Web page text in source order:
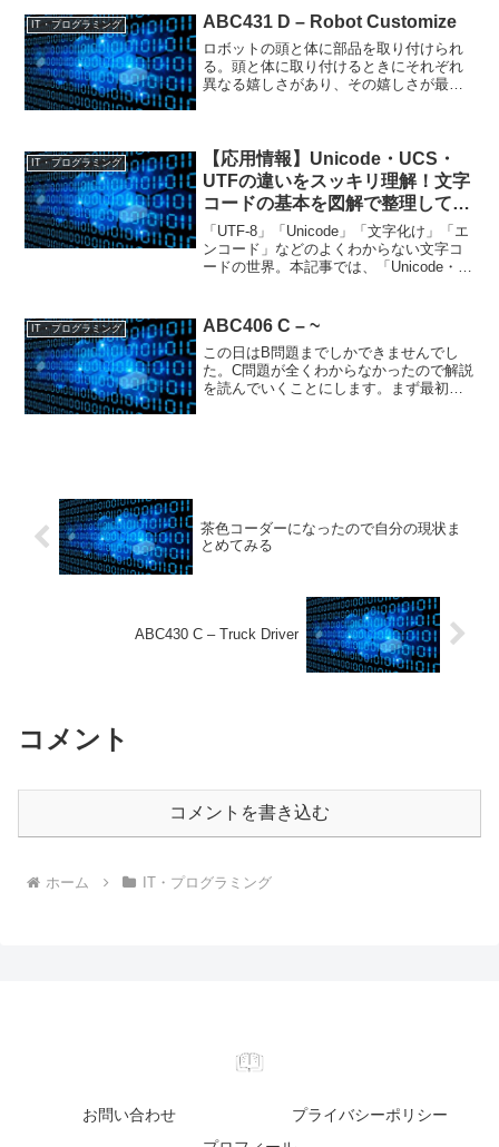
をdi...
IT・プログラミング ABC431 D – Robot Customize
ロボットの頭と体に部品を取り付けられ
る。頭と体に取り付けるときにそれぞれ
異なる嬉しさがあり、その嬉しさが最大
ての部品を体につけること...
IT・プログラミング
【応用情報】Unicode・UCS・
UTFの違いをスッキリ理解！文字
コードの基本を図解で整理してみ
た
「UTF-8」「Unicode」「文字化け」「エ
ンコード」などのよくわからない文字コ
ードの世界。本記事では、「Unicode・
ます
IT・プログラミング ABC406 C – ~
この日はB問題までしかできませんでし
た。C問題が全くわからなかったので解説
を読んでいくことにします。まず最初にP
茶色コーダーになったので自分の現状ま
とめてみる
ABC430 C – Truck Driver
コメント
コメントを書き込む
ホーム IT・プログラミング
お問い合わせ
プライバシーポリシー